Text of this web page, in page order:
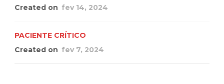
Created on fev 14, 2024
PACIENTE CRÍTICO
Created on fev 7, 2024